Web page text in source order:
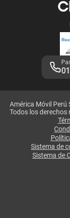
Adquirientes
Mensaje de
Términos y
Libro de
Legales de
América Móvil Perú
Todos los derechos
Sistema de
Sistema de